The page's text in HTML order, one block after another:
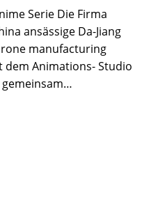
Serie Die Firma
ansässige Da-Jiang
manufacturing
dem Animations- Studio